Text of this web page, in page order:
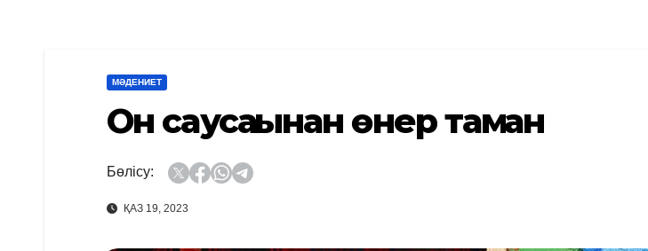
МӘДЕНИЕТ
Он саусағынан өнер тамған
Бөлісу:
ҚАЗ 19, 2023